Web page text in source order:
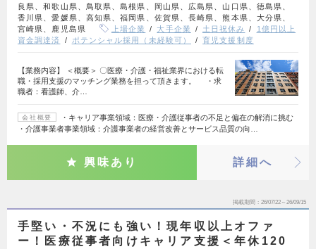
良県、和歌山県、鳥取県、島根県、岡山県、広島県、山口県、徳島県、
香川県、愛媛県、高知県、福岡県、佐賀県、長崎県、熊本県、大分県、
宮崎県、鹿児島県
上場企業 大手企業 土日祝休み
1億円以上
資金調達済
ポテンシャル採用（未経験可） 育児支援制度
【業務内容】 ＜概要＞ 〇医療・介護・福祉業界における転
職・採用支援のマッチング業務を担って頂きます。 ・求
職者：看護師、介…
会社概要
・キャリア事業領域：医療・介護従事者の不足と偏在の解消に挑む
・介護事業者事業領域：介護事業者の経営改善とサービス品質の向…
興味あり 詳細へ
掲載期間 26/07/22～26/09/15
手堅い・不況にも強い！現年収以上オファ
ー！医療従事者向けキャリア支援＜年休120